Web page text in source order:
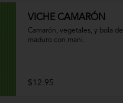
VICHE CAMARÓN
Camarón, vegetales, y bola de
maduro con maní.
$12.95